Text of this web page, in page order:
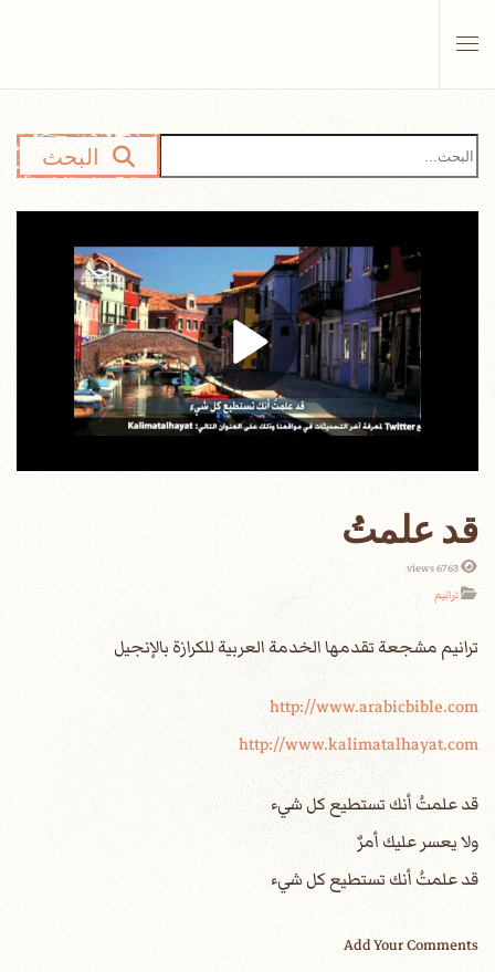
البحث
قد علمتُ
6763 views
ترانيم
http://www.arabicbible.com
http://www.kalimatalhayat.com
قد علمتُ أنك تستطيع كل شيء
ولا يعسر عليك أمرٌ
قد علمتُ أنك تستطيع كل شيء
Add Your Comments